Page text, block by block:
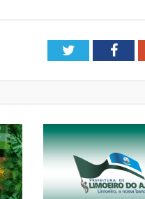
Twitter